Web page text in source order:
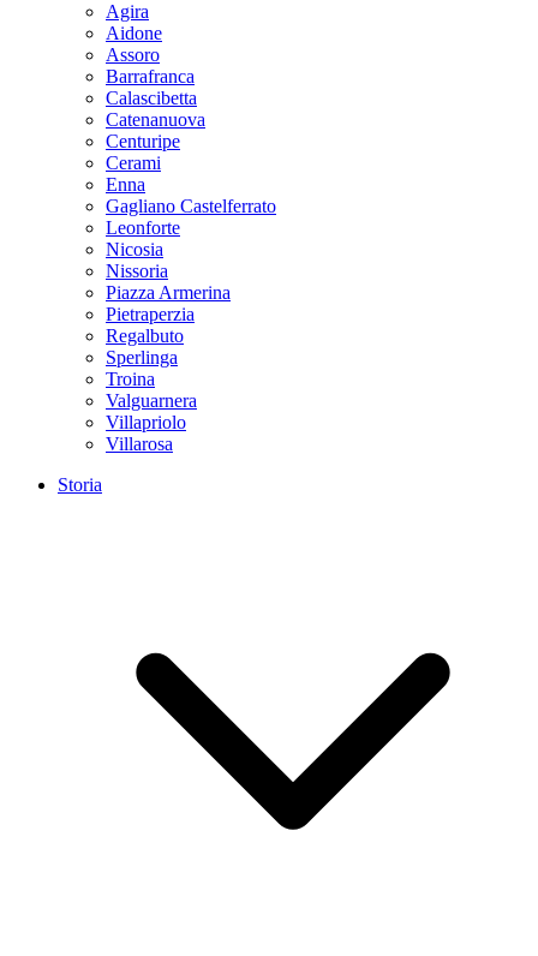
Agira
Aidone
Assoro
Barrafranca
Calascibetta
Catenanuova
Centuripe
Cerami
Enna
Gagliano Castelferrato
Leonforte
Nicosia
Nissoria
Piazza Armerina
Pietraperzia
Regalbuto
Sperlinga
Troina
Valguarnera
Villapriolo
Villarosa
Storia